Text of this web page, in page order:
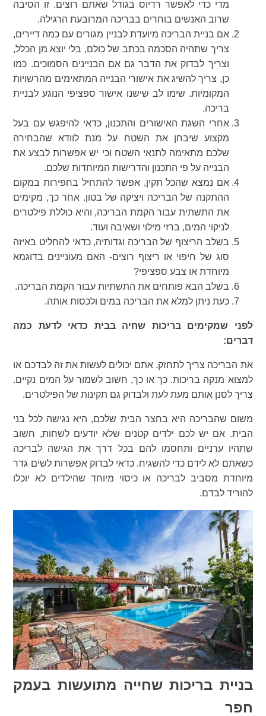
מדי כדי לאפשר רדיוס בגודל שאתם רוצים. זו הסיבה
שרוב האנשים בוחרים בבריכה המרובעת הרגילה.
אם בניית הבריכה מיועדת לבניין מגורים עם כמה דיירים,
צריך שתהיה הסכמה בכתב של כולם, בלי יוצא מן הכלל,
וצריך לבדוק את הדבר גם אם הבניינים הסמוכים. כמו
כן, צריך להשיג את אישורי הבנייה המתאימים מהרשויות
המקומיות. שימו לב שישנו אישור ספציפי הנוגע לבניית
בריכה.
אחרי השגת האישורים והתכנון, כדאי להיפגש עם בעל
מקצוע שיבחן את השטח על מנת לוודא שהבחירה
שלכם מתאימה לתנאי השטח וכי יש אפשרות לבצע את
הבנייה על פי התכנון והדרישות המיוחדות שלכם.
אם נמצא שהכל תקין, אפשר להתחיל בחפירות במקום
ההתקנה של הבריכה ויציקה של בטון. אחר כך, מקימים
את התשתית עבור הקמת הבריכה, והיא כוללת פילטרים
לניקוי המים, ברזי מילוי ושאיבה ועוד.
בשלב הריצוף של הבריכה וגדותיה, כדאי להחליט באיזה
סוג של חיפוי או ריצוף רוצים- האם מעוניינים בדוגמא
מיוחדת או צבע ספציפי?
בשלב הבא פותחים את התשתיות עבור הקמת הבריכה.
כעת ניתן למלא את הבריכה במים ולכסות אותה.
לפני שמקימים בריכות שחיה בבית כדאי לדעת כמה
דברים:
את הבריכה צריך לתחזק. אתם יכולים לעשות את זה לבדכם או
למצוא מנקה בריכות. כך או כך, חשוב לשמור על המים נקיים.
צריך לסנן אותם מעת לעת ולבדוק גם תקינות של הפילטרים.
משום שהבריכה היא בחצר הבית שלכם, היא נגישה לכל בני
הבית. אם יש לכם ילדים קטנים שלא יודעים לשחות, חשוב
שתהיו ערניים ותחסמו להם בכל דרך את הגישה לבריכה
כשאתם לא לידם כדי להשגיח. כדאי לבדוק אפשרות לשים גדר
מיוחדת מסביב לבריכה או כיסוי מיוחד שהילדים לא יוכלו
להוריד לבדם.
בניית בריכות שחייה מתועשות בעמק
חפר